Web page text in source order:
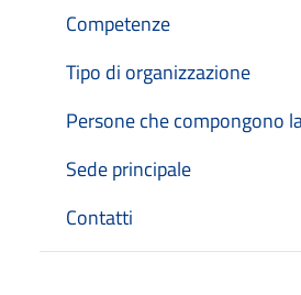
Competenze
Tipo di organizzazione
Persone che compongono
Sede principale
Contatti